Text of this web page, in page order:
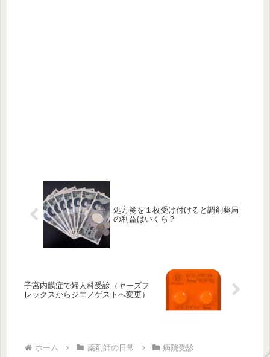
処方箋を１枚受け付けると調剤薬局
の利益はいくら？
子宮内膜症で婦人科受診（ヤーズフ
レックスからジエノゲストへ変更）
ホーム 薬剤師の日常 病院受診